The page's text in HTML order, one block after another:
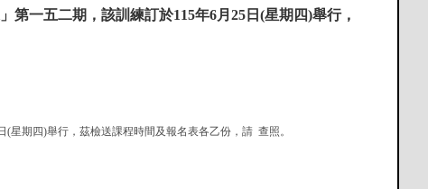
一五二期，該訓練訂於115年6月25日(星期四)舉行，
星期四)舉行，茲檢送課程時間及報名表各乙份，請 查照。